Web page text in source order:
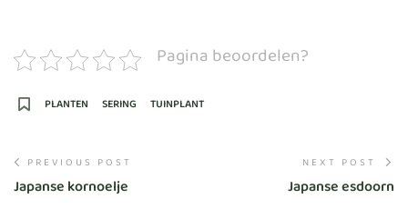
Pagina beoordelen?
PLANTEN SERING TUINPLANT
PREVIOUS POST
Japanse kornoelje
NEXT POST
Japanse esdoorn